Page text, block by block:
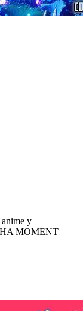
anime y
MOMENT